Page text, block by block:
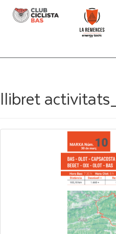
llibret